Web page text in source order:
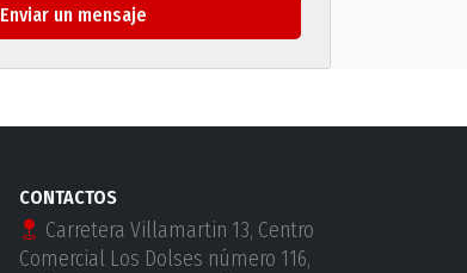
Enviar un mensaje
CONTACTOS
Carretera Villamartin 13, Centro
Comercial Los Dolses número 116,